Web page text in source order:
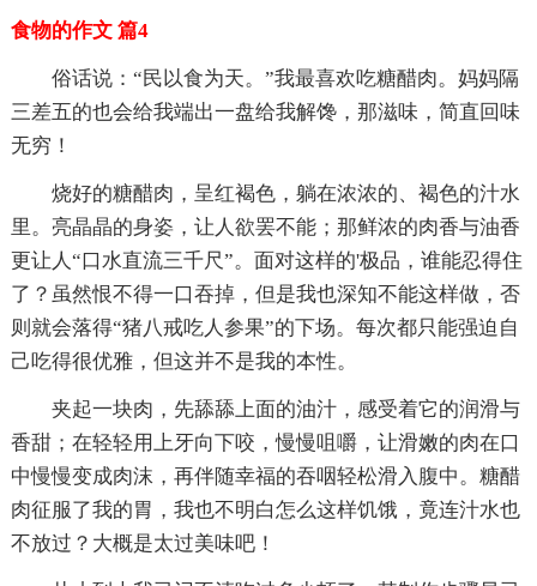
食物的作文 篇4
俗话说：“民以食为天。”我最喜欢吃糖醋肉。妈妈隔
三差五的也会给我端出一盘给我解馋，那滋味，简直回味
无穷！
烧好的糖醋肉，呈红褐色，躺在浓浓的、褐色的汁水
里。亮晶晶的身姿，让人欲罢不能；那鲜浓的肉香与油香
更让人“口水直流三千尺”。面对这样的'极品，谁能忍得住
了？虽然恨不得一口吞掉，但是我也深知不能这样做，否
则就会落得“猪八戒吃人参果”的下场。每次都只能强迫自
己吃得很优雅，但这并不是我的本性。
夹起一块肉，先舔舔上面的油汁，感受着它的润滑与
香甜；在轻轻用上牙向下咬，慢慢咀嚼，让滑嫩的肉在口
中慢慢变成肉沫，再伴随幸福的吞咽轻松滑入腹中。糖醋
肉征服了我的胃，我也不明白怎么这样饥饿，竟连汁水也
不放过？大概是太过美味吧！